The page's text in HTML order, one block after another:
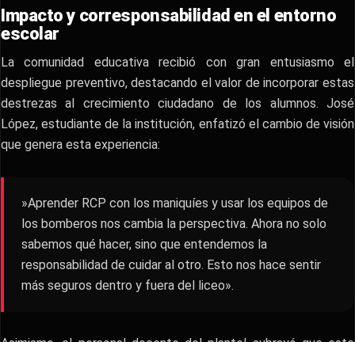
Impacto y corresponsabilidad en el entorno
escolar
​La comunidad educativa recibió con gran entusiasmo el
despliegue preventivo, destacando el valor de incorporar estas
destrezas al crecimiento ciudadano de los alumnos. José
López, estudiante de la institución, enfatizó el cambio de visión
que genera esta experiencia:
​»Aprender RCP con los maniquíes y usar los equipos de
los bomberos nos cambia la perspectiva. Ahora no solo
sabemos qué hacer, sino que entendemos la
responsabilidad de cuidar al otro. Esto nos hace sentir
más seguros dentro y fuera del liceo».